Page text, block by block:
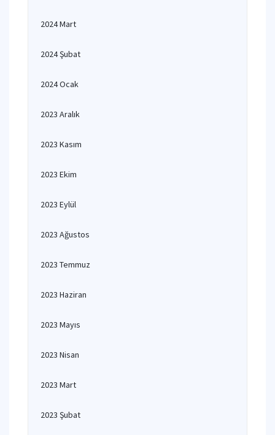
2024 Mart
2024 Şubat
2024 Ocak
2023 Aralık
2023 Kasım
2023 Ekim
2023 Eylül
2023 Ağustos
2023 Temmuz
2023 Haziran
2023 Mayıs
2023 Nisan
2023 Mart
2023 Şubat